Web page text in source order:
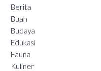
Berita
Buah
Budaya
Edukasi
Fauna
Kuliner